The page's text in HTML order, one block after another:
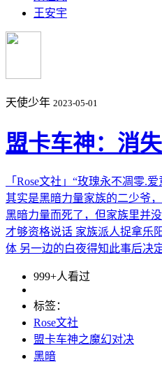
王安宇
天使少年 2023-05-01
盟卡车神：消
「Rose文社」“玫瑰永不凋零.
其实是黑暗力量家族的二少爷
黑暗力量而死了，但家族里并
才够资格说话 家族派人捉拿乐
体 另一边的白夜得知此事后
999+人看过
标签：
Rose文社
盟卡车神之魔幻对决
黑暗